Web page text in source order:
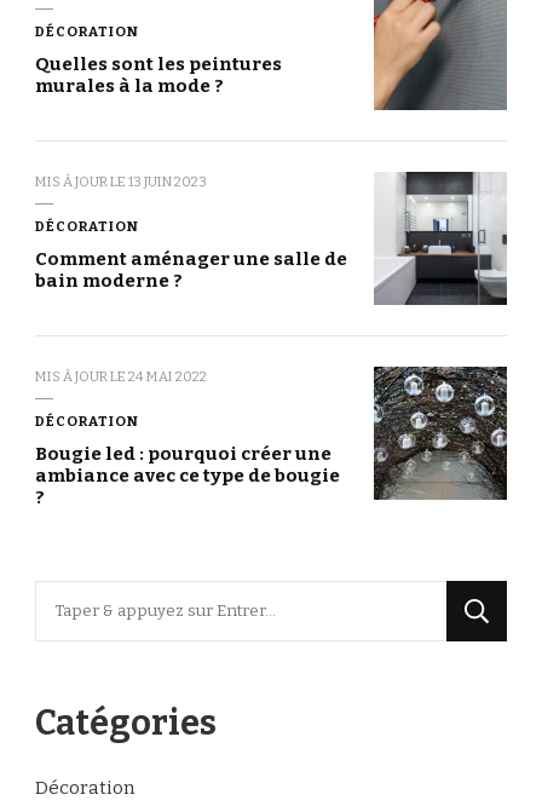
DÉCORATION
Quelles sont les peintures
murales à la mode ?
MIS À JOUR LE 13 JUIN 2023
DÉCORATION
Comment aménager une salle de
bain moderne ?
MIS À JOUR LE 24 MAI 2022
DÉCORATION
Bougie led : pourquoi créer une
ambiance avec ce type de bougie
?
chose
?
Catégories
Décoration